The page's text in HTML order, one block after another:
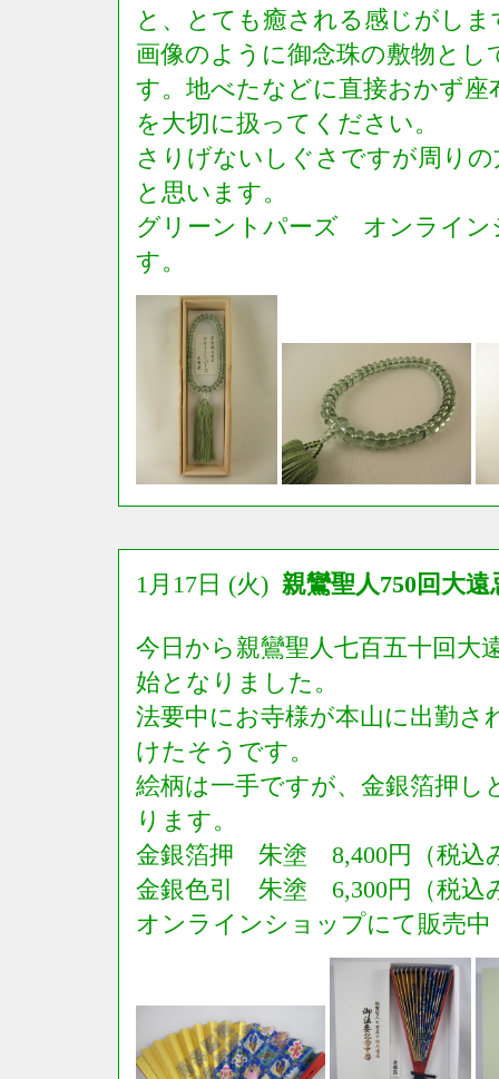
と、とても癒される感じがしま
画像のように御念珠の敷物とし
す。地べたなどに直接おかず座
を大切に扱ってください。
さりげないしぐさですが周り
と思います。
グリーントパーズ オンライン
す。
1月17日 (火) 親鸞聖人750回大
今日から親鸞聖人七百五十回大
始となりました。
法要中にお寺様が本山に出勤
けたそうです。
絵柄は一手ですが、金銀箔押し
ります。
金銀箔押 朱塗 8,400円（税込
金銀色引 朱塗 6,300円（税込
オンラインショップにて販